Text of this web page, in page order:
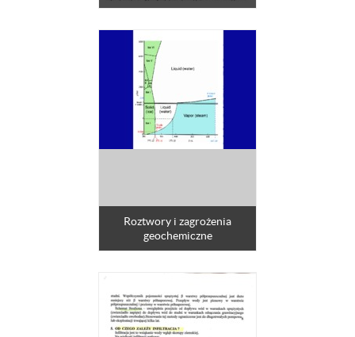
Roztwory i zagrożenia
geochemiczne